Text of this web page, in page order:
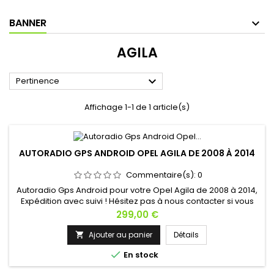
BANNER
AGILA
Pertinence 
Affichage 1-1 de 1 article(s)
AUTORADIO GPS ANDROID OPEL AGILA DE 2008 À 2014
Commentaire(s): 0
Autoradio Gps Android pour votre Opel Agila de 2008 à 2014,
Expédition avec suivi ! Hésitez pas à nous contacter si vous
avez une question !
Prix
299,00 €
 Ajouter au panier Détails
 En stock